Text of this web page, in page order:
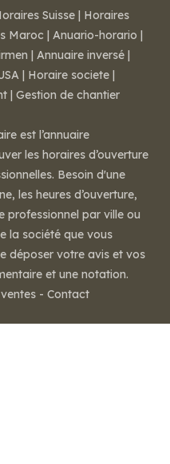
Suisse | Horaires
Maroc | Anuario-horario |
| Annuaire inversé |
| Horaire societe |
| Gestion de chantier
est l’annuaire
les horaires d’ouverture
Besoin d'une
les heures d’ouverture,
professionnel par ville ou
la société que vous
déposer votre avis et vos
et une notation.
- Contact